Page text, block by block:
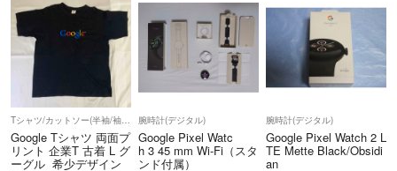
Google Tシャツ 両面プ
リント 企業T 古着 L グ
ーグル 希少デザイン
腕時計(デジタル)
Google Pixel Watc
h 3 45 mm Wi-Fi（スタ
ンド付属）
腕時計(デジタル)
Google Pixel Watch 2 L
TE Mette Black/Obsidi
an